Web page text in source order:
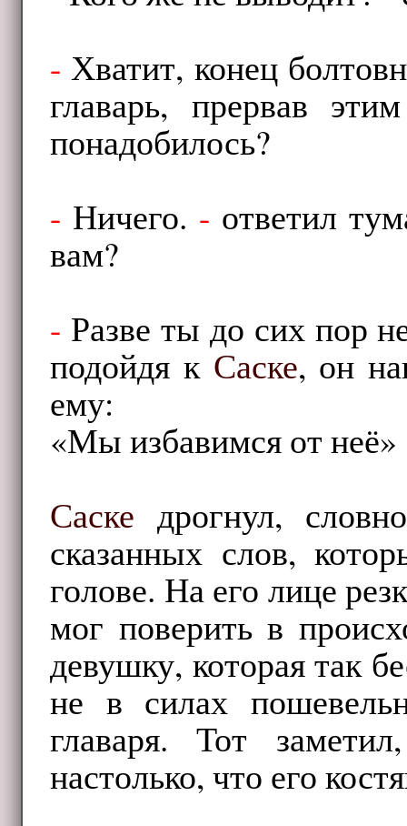
- Хватит, конец
главарь, прервав
понадобилось?
- Ничего. - ответил
вам?
- Разве ты до сих пор
подойдя к Саске, он
ему:
«Мы избавимся от неё»
Саске дрогнул,
сказанных слов,
голове. На его лице
мог поверить в
девушку, которая так
не в силах
главаря. Тот
настолько, что его